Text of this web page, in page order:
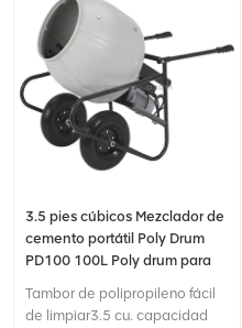
3.5 pies cúbicos Mezclador de
cemento portátil Poly Drum
PD100 100L Poly drum para
Tambor de polipropileno fácil
de limpiar3.5 cu. capacidad